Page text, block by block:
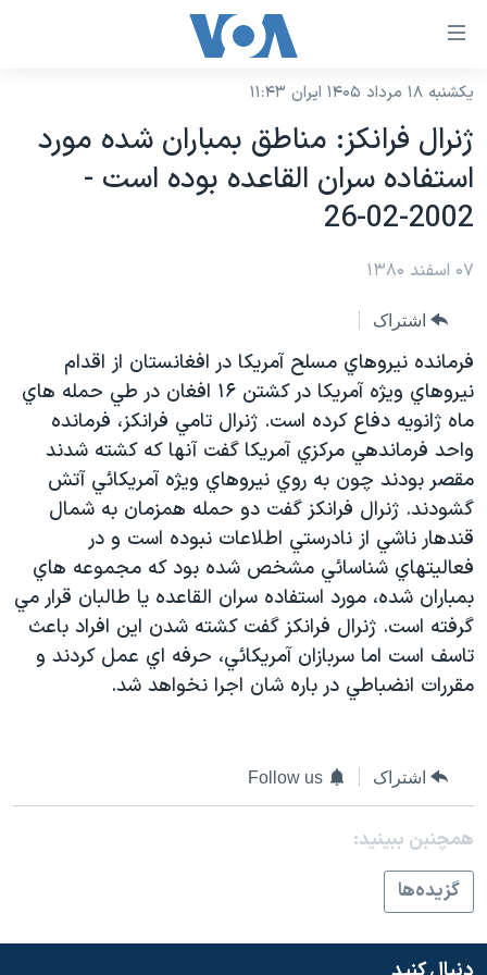
لینکهای
دسترسی
جهش
به
محتوای
اصلی
صفحه
جهش
به
جستجو
نسخه سبک وب‌سایت
موضوع ها
آمریکا
جهان
ورزشی
گزیده‌ها
ویژه برنامه‌ها
فرهنگ و زندگی
حقوق شهروندی
اقتصادی
علم و فناوری
اسرائیل در جنگ
برنامه های تلویزیونی
جدول برنامه ها
صفحه‌های ویژه
جام جهانی ۲۰۲۶
عملیات خشم حماسی
۲۵۰سالگی آمریکا
بایگانی برنامه‌های تلویزیونی
مستندها
انتخابات ریاست جمهوری آمریکا ۲۰۲۴
حمله جمهوری اسلامی به اسرائیل
رمز مهسا
ورزش زنان در ایران
اعتراضات زن، زندگی، آزادی
تریبونال مردمی آبان ۹۸
قانون شفافیت دارائی کادر رهبری ایران
فرکانس‌های صدای آمریکا
پخش رادیویی
یادگیری زبان انگلیسی
دنبال کنید
زبانهای مختلف
یکشنبه ۱۸ مرداد ۱۴۰۵ ایران ۱۱:۴۳
ژنرال فرانکز: مناطق بمباران شده مورد
استفاده سران القاعده بوده است -
2002-02-26
۰۷ اسفند ۱۳۸۰
اشتراک
فرمانده نيروهاي مسلح آمريکا در افغانستان از اقدام
نيروهاي ويژه آمريکا در کشتن ۱۶ افغان در طي حمله هاي
ماه ژانويه دفاع کرده است. ژنرال تامي فرانکز، فرمانده
واحد فرماندهي مرکزي آمريکا گفت آنها که کشته شدند
مقصر بودند چون به روي نيروهاي ويژه آمريکائي آتش
گشودند. ژنرال فرانکز گفت دو حمله همزمان به شمال
قندهار ناشي از نادرستي اطلاعات نبوده است و در
فعاليتهاي شناسائي مشخص شده بود که مجموعه هاي
بمباران شده، مورد استفاده سران القاعده يا طالبان قرار مي
گرفته است. ژنرال فرانکز گفت کشته شدن اين افراد باعث
تاسف است اما سربازان آمريکائي، حرفه اي عمل کردند و
مقررات انضباطي در باره شان اجرا نخواهد شد.
اشتراک Follow us
همچنبن ببینید:
گزيده‌ها